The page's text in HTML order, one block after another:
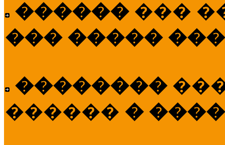
������ ���
��� �����
��������
������ �